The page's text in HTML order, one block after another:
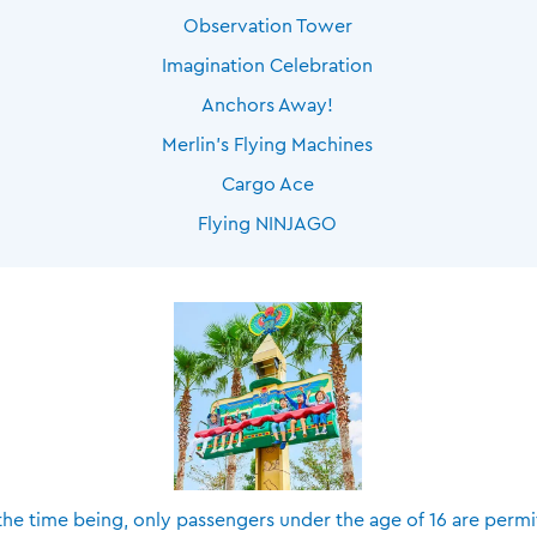
Observation Tower
Imagination Celebration
Anchors Away!
Merlin’s Flying Machines
Cargo Ace
Flying NINJAGO
time being, only passengers under the age of 16 are